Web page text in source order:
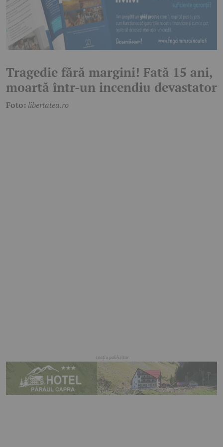
Tragedie fără margini! Fată 15 ani,
moartă într-un incendiu devastator
Foto: libertatea.ro